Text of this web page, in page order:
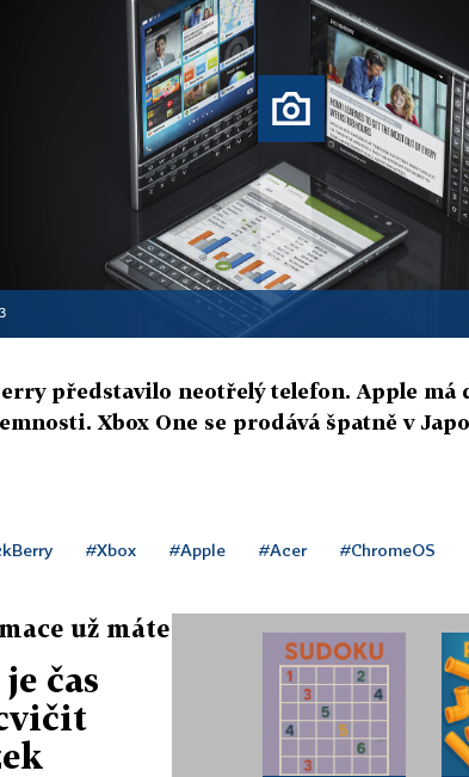
představilo neotřelý telefon. Apple má
Xbox One se prodává špatně v
#Xbox #Apple #Acer #ChromeOS
už máte
čas